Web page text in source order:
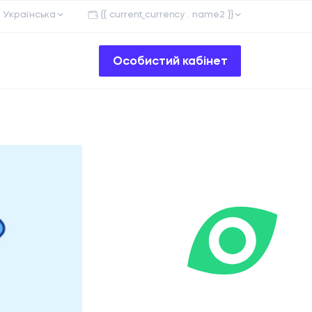
Українська {{ current_currency . name2 }}
Особистий кабінет